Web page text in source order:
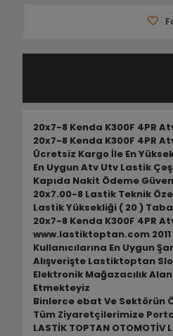
20x7-8 Kenda K300F 4PR
20x7-8 Kenda K300F 4PR
Ücretsiz Kargo İle En
En Uygun Atv Utv Lastik
Kapıda Nakit Ödeme
20x7.00-8 Lastik Teknik
Lastik Yüksekliği ( 20 )
20x7-8 Kenda K300F 4PR
www.lastiktoptan.com
Kullanıcılarına En Uygun
Alışverişte Lastiktoptan
Elektronik Mağazacılık
Etmekteyiz
Binlerce ebat Ve Sektörün
Tüm Ziyaretçilerimize
LASTİK TOPTAN OTOMOTİV